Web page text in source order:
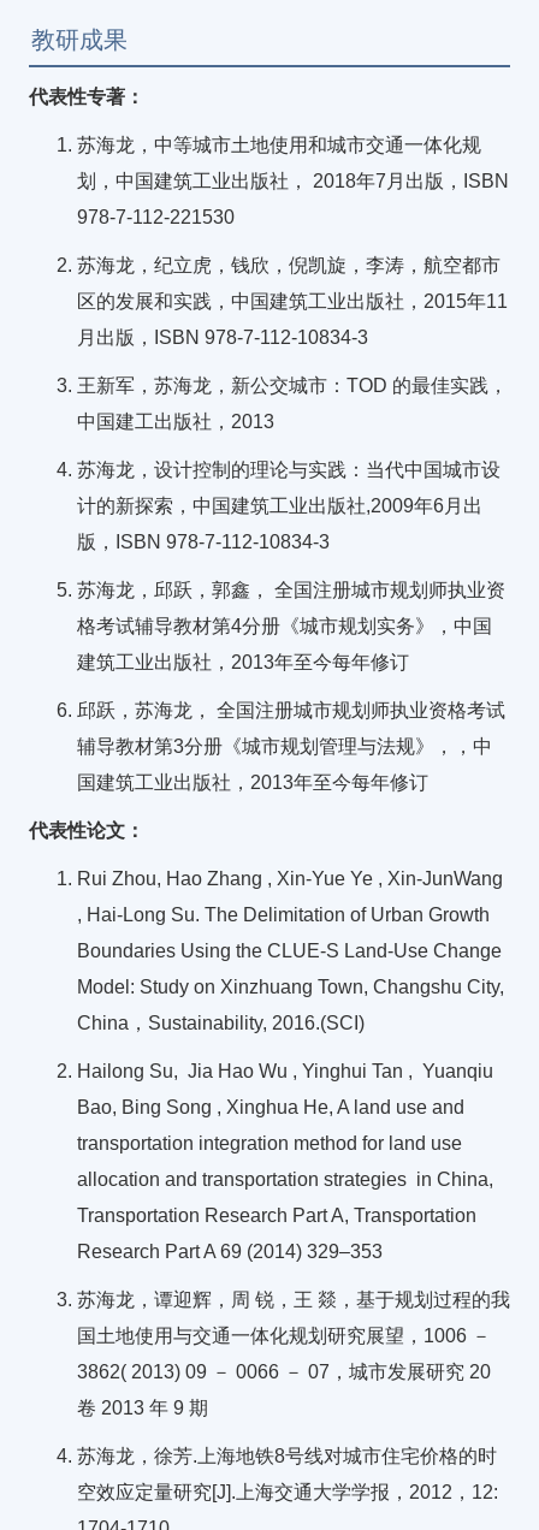
教研成果
代表性专著：
苏海龙，中等城市土地使用和城市交通一体化规
划，中国建筑工业出版社， 2018年7月出版，ISBN
978-7-112-221530
苏海龙，纪立虎，钱欣，倪凯旋，李涛，航空都市
区的发展和实践，中国建筑工业出版社，2015年11
月出版，ISBN 978-7-112-10834-3
王新军，苏海龙，新公交城市：TOD 的最佳实践，
中国建工出版社，2013
苏海龙，设计控制的理论与实践：当代中国城市设
计的新探索，中国建筑工业出版社,2009年6月出
版，ISBN 978-7-112-10834-3
苏海龙，邱跃，郭鑫， 全国注册城市规划师执业资
格考试辅导教材第4分册《城市规划实务》，中国
建筑工业出版社，2013年至今每年修订
邱跃，苏海龙， 全国注册城市规划师执业资格考试
辅导教材第3分册《城市规划管理与法规》，，中
国建筑工业出版社，2013年至今每年修订
代表性论文：
Rui Zhou, Hao Zhang , Xin-Yue Ye , Xin-JunWang
, Hai-Long Su. The Delimitation of Urban Growth
Boundaries Using the CLUE-S Land-Use Change
Model: Study on Xinzhuang Town, Changshu City,
China，Sustainability, 2016.(SCI)
Hailong Su, Jia Hao Wu , Yinghui Tan , Yuanqiu
Bao, Bing Song , Xinghua He, A land use and
transportation integration method for land use
allocation and transportation strategies in China,
Transportation Research Part A, Transportation
Research Part A 69 (2014) 329–353
苏海龙，谭迎辉，周 锐，王 燚，基于规划过程的我
国土地使用与交通一体化规划研究展望，1006 －
3862( 2013) 09 － 0066 － 07，城市发展研究 20
卷 2013 年 9 期
苏海龙，徐芳.上海地铁8号线对城市住宅价格的时
空效应定量研究[J].上海交通大学学报，2012，12: